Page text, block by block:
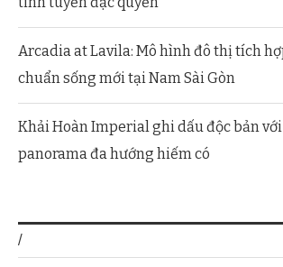
Arcadia at Lavila: Mô hình đô thị tích
chuẩn sống mới tại Nam Sài Gòn
Khải Hoàn Imperial ghi dấu độc bản
panorama đa hướng hiếm có
/